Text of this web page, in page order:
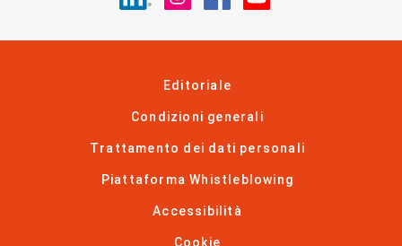
Editoriale
Condizioni generali
Trattamento dei dati personali
Piattaforma Whistleblowing
Accessibilità
Cookie